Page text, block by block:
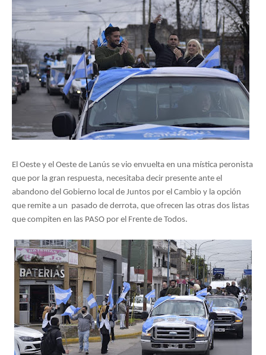
El Oeste y el Oeste de Lanús se vio envuelta en una mística peronista
que por la gran respuesta, necesitaba decir presente ante el
abandono del Gobierno local de Juntos por el Cambio y la opción
que remite a un  pasado de derrota, que ofrecen las otras dos listas
que compiten en las PASO por el Frente de Todos.